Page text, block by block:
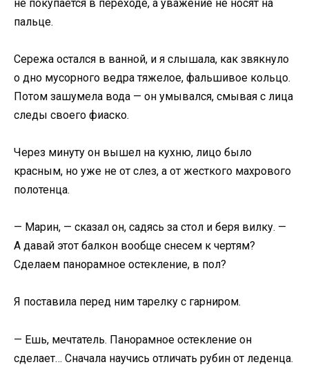
не покупается в переходе, а уважение не носят на
пальце.
Сережа остался в ванной, и я слышала, как звякнуло
о дно мусорного ведра тяжелое, фальшивое кольцо.
Потом зашумела вода — он умывался, смывая с лица
следы своего фиаско.
Через минуту он вышел на кухню, лицо было
красным, но уже не от слез, а от жесткого махрового
полотенца.
— Марин, — сказал он, садясь за стол и беря вилку. —
А давай этот балкон вообще снесем к чертям?
Сделаем панорамное остекление, в пол?
Я поставила перед ним тарелку с гарниром.
— Ешь, мечтатель. Панорамное остекление он
сделает… Сначала научись отличать рубин от леденца.